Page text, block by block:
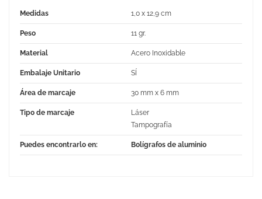
Medidas 1,0 x 12,9 cm
Peso 11 gr.
Material Acero Inoxidable
Embalaje Unitario SÍ
Área de marcaje 30 mm x 6 mm
Tipo de marcaje
Láser
Tampografía
Puedes encontrarlo en: Bolígrafos de aluminio